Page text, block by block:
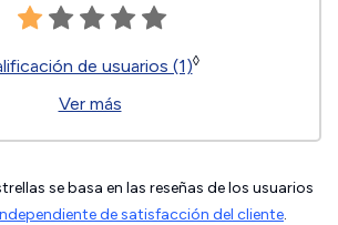
de usuarios (1)◊
Ver más
se basa en las reseñas de los usuarios
de satisfacción del cliente.